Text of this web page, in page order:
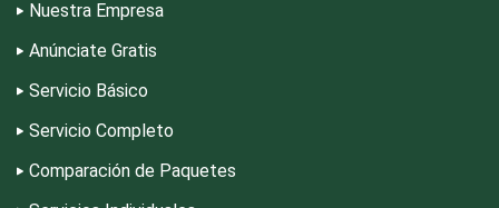
Escuelas y Academias
Nuestra Empresa
Anúnciate Gratis
Servicio Básico
Servicio Completo
Comparación de Paquetes